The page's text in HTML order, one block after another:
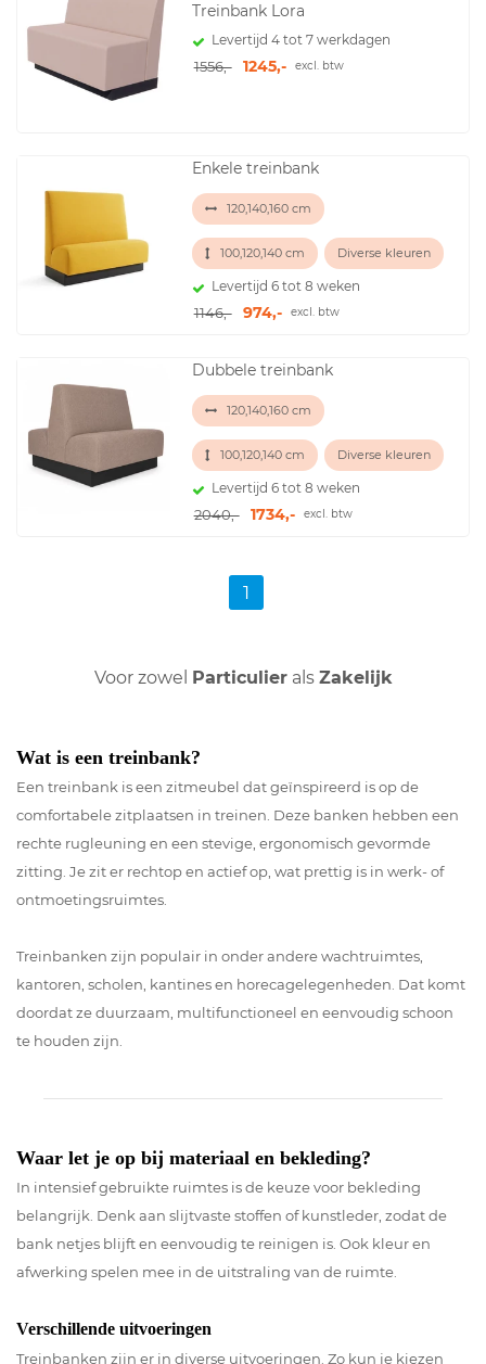
Treinbank Lora
Levertijd 4 tot 7 werkdagen
1556,- 1245,- excl. btw
Enkele treinbank
120,140,160 cm
100,120,140 cm Diverse kleuren
Levertijd 6 tot 8 weken
1146,- 974,- excl. btw
Dubbele treinbank
120,140,160 cm
100,120,140 cm Diverse kleuren
Levertijd 6 tot 8 weken
2040,- 1734,- excl. btw
1
Voor zowel Particulierals Zakelijk
Wat is een treinbank?
Een treinbank is een zitmeubel dat geïnspireerd is op de
comfortabele zitplaatsen in treinen. Deze banken hebben een
rechte rugleuning en een stevige, ergonomisch gevormde
zitting. Je zit er rechtop en actief op, wat prettig is in werk- of
ontmoetingsruimtes.
Treinbanken zijn populair in onder andere wachtruimtes,
kantoren, scholen, kantines en horecagelegenheden. Dat komt
doordat ze duurzaam, multifunctioneel en eenvoudig schoon
te houden zijn.
Waar let je op bij materiaal en bekleding?
In intensief gebruikte ruimtes is de keuze voor bekleding
belangrijk. Denk aan slijtvaste stoffen of kunstleder, zodat de
bank netjes blijft en eenvoudig te reinigen is. Ook kleur en
afwerking spelen mee in de uitstraling van de ruimte.
Verschillende uitvoeringen
Treinbanken zijn er in diverse uitvoeringen. Zo kun je kiezen